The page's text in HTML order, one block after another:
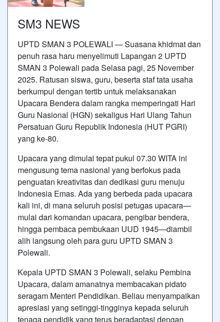
SM3 NEWS
UPTD SMAN 3 POLEWALI — Suasana khidmat dan
penuh rasa haru menyelimuti Lapangan 2 UPTD
SMAN 3 Polewali pada Selasa pagi, 25 November
2025. Ratusan siswa, guru, beserta staf tata usaha
berkumpul dengan tertib untuk melaksanakan
Upacara Bendera dalam rangka memperingati Hari
Guru Nasional (HGN) sekaligus Hari Ulang Tahun
Persatuan Guru Republik Indonesia (HUT PGRI)
yang ke-80.
Upacara yang dimulai tepat pukul 07.30 WITA ini
mengusung tema nasional yang berfokus pada
penguatan kreativitas dan dedikasi guru menuju
Indonesia Emas. Ada yang berbeda pada upacara
kali ini, di mana seluruh posisi petugas upacara—
mulai dari komandan upacara, pengibar bendera,
hingga pembaca pembukaan UUD 1945—diambil
alih langsung oleh para guru UPTD SMAN 3
Polewali.
Kepala UPTD SMAN 3 Polewali, selaku Pembina
Upacara, dalam amanatnya membacakan pidato
seragam Menteri Pendidikan. Beliau menyampaikan
apresiasi yang setinggi-tingginya kepada seluruh
tenaga pendidik yang terus beradaptasi dengan